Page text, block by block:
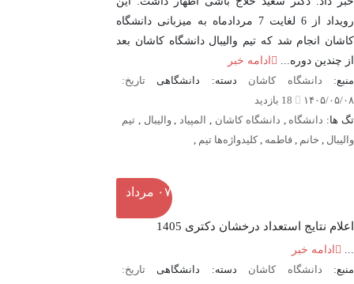
رویداد از 6 لغایت 7 مردادماه به میزبانی دانشگاه
کاشان انجام شد که تیم والیبال دانشگاه کاشان بعد
از چندین دوره...
ادامه خبر
منبع: دانشگاه کاشان دسته: دانشگاهی تاریخ:
۱۴۰۵/۰۵/۰۸
تگ ها: دانشگاه , دانشگاه کاشان , المپیاد,والیبال , تیم
والیبال , خانم , فاطمه ,کلیدواژه‌ها تیم ,
۰۷ مرداد
اعلام نتایج استعداد درخشان دکتری 1405
...
ادامه خبر
منبع: دانشگاه کاشان دسته: دانشگاهی تاریخ: